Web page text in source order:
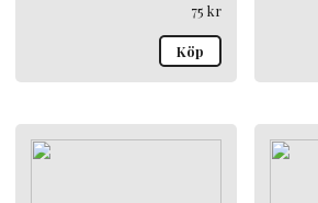
75 kr
Köp